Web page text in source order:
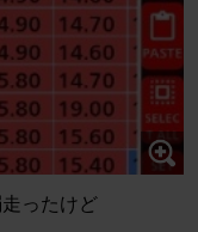
ったけど